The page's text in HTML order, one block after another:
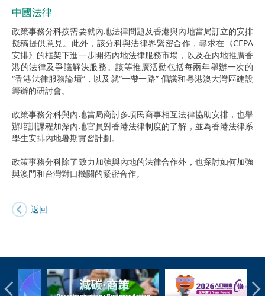
中國法律
政策事務分科按需要就內地法律問題及香港與內地當局訂立的安排
擬稿提供意見。此外，該分科與法律界緊密合作，尋求在《CEPA
安排》的框架下進一步開拓內地法律服務市場，以及在內地推廣香
港的法律及爭議解決服務。該等推廣活動包括每兩年舉辦一次的
“香港法律服務論壇”，以及就“一帶一路” 倡議和粵港澳大灣區建設
籌辦的研討會。
政策事務分科與內地當局商討多項民商事相互法律協助安排，也舉
辦培訓課程加深內地官員對香港法律制度的了解，並為香港法律系
學生安排內地暑期實習計劃。
政策事務分科除了致力加強與內地的法律合作外，也探討如何加強
與澳門和台灣對口機關的緊密合作。
返回